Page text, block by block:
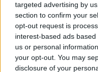
targeted advertising by
section to confirm your
opt-out request is
interest-based ads
us or personal
your opt-out. You may
disclosure of your
Allarme
bussano
Notre-Dame